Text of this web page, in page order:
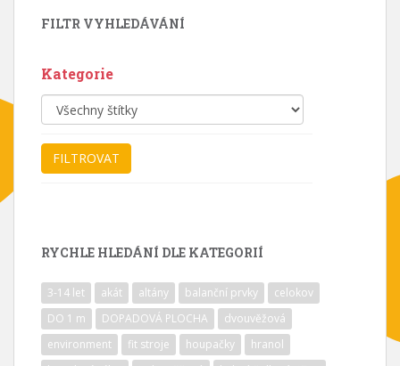
FILTR VYHLEDÁVÁNÍ
Kategorie
RYCHLE HLEDÁNÍ DLE KATEGORIÍ
3-14 let akát altány balanční prvky
celokov
DO 1 m
DOPADOVÁ PLOCHA
dvouvěžová
environment
fit stroje houpačky
hranol